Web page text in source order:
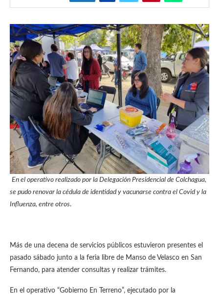
En el operativo realizado por la Delegación Presidencial de Colchagua,
se pudo renovar la cédula de identidad y vacunarse contra el Covid y la
Influenza, entre otros.
Más de una decena de servicios públicos estuvieron presentes el
pasado sábado junto a la feria libre de Manso de Velasco en San
Fernando, para atender consultas y realizar trámites.
En el operativo “Gobierno En Terreno”, ejecutado por la